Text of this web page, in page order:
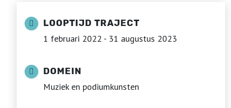
LOOPTIJD TRAJECT
1 februari 2022 - 31 augustus 2023
DOMEIN
Muziek en podiumkunsten